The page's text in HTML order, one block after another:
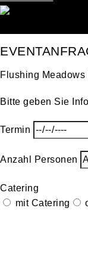
Flushing
Bitte geben Sie
Termin
Anzahl Personen
Catering
mit Catering